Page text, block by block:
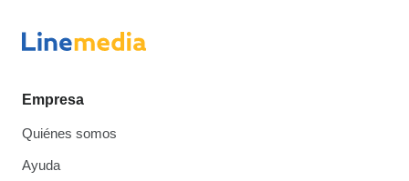
Empresa
Quiénes somos
Ayuda